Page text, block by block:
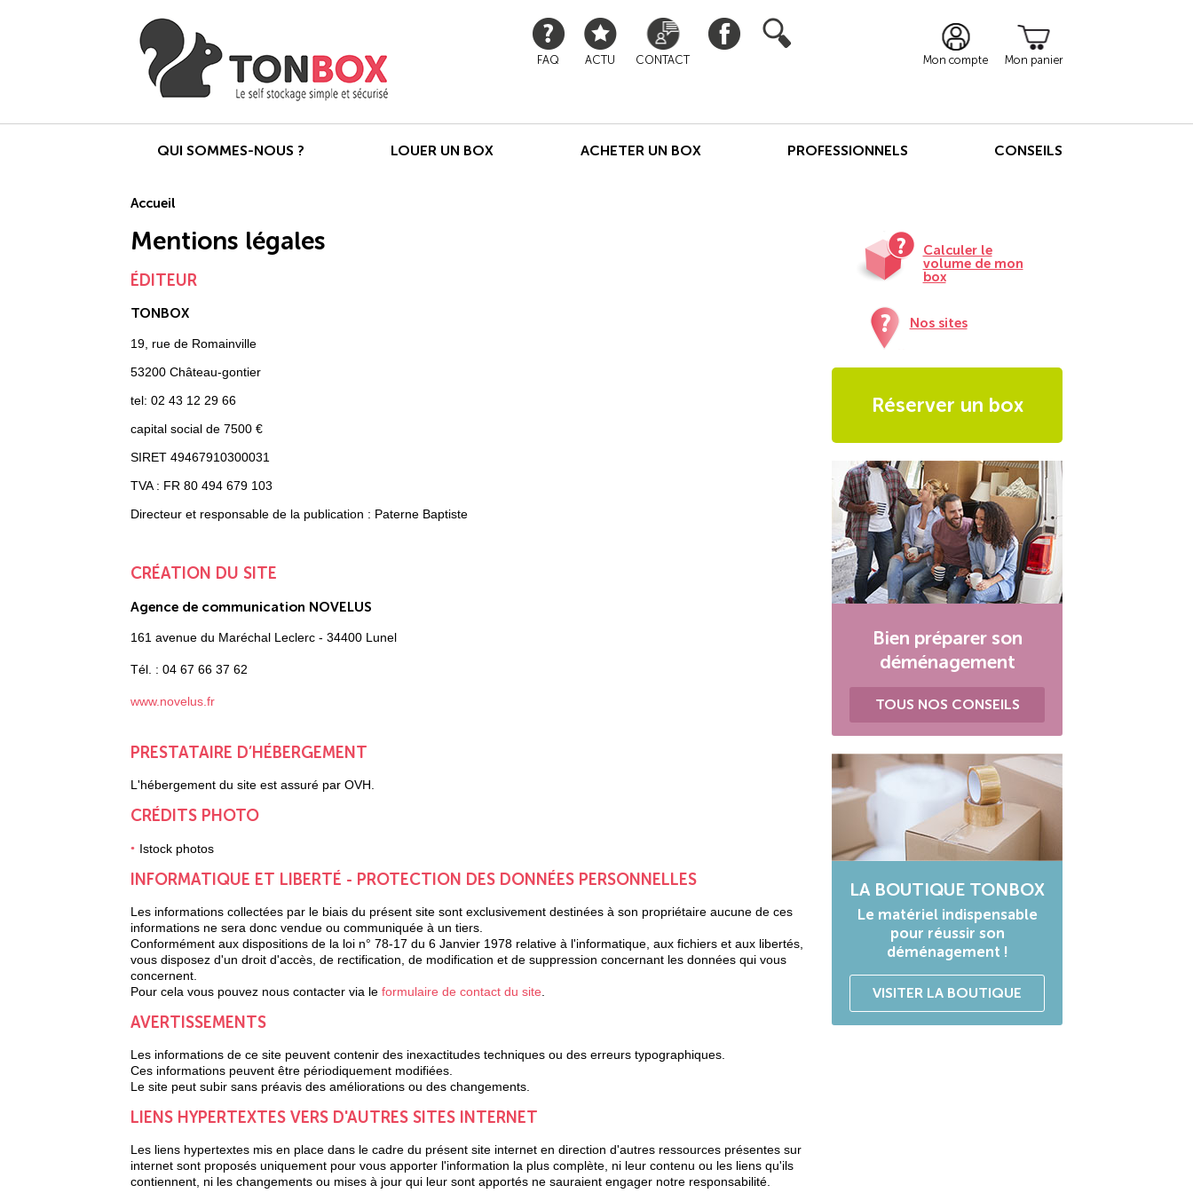
Accueil
Mentions légales
ÉDITEUR
TONBOX
19, rue de Romainville
53200 Château-gontier
tel: 02 43 12 29 66
capital social de 7500 €
SIRET 49467910300031
TVA : FR 80 494 679 103
Directeur et responsable de la publication : Paterne Baptiste
CRÉATION DU SITE
Agence de communication NOVELUS
161 avenue du Maréchal Leclerc - 34400 Lunel
Tél. : 04 67 66 37 62
www.novelus.fr
PRESTATAIRE D’HÉBERGEMENT
L'hébergement du site est assuré par OVH.
CRÉDITS PHOTO
Istock photos
INFORMATIQUE ET LIBERTÉ - PROTECTION DES DONNÉES PERSONNELLES
Les informations collectées par le biais du présent site sont exclusivement destinées à son propriétaire aucune de ces
informations ne sera donc vendue ou communiquée à un tiers.
Conformément aux dispositions de la loi n° 78-17 du 6 Janvier 1978 relative à l'informatique, aux fichiers et aux libertés,
vous disposez d'un droit d'accès, de rectification, de modification et de suppression concernant les données qui vous
concernent.
Pour cela vous pouvez nous contacter via le formulaire de contact du site
AVERTISSEMENTS
Les informations de ce site peuvent contenir des inexactitudes techniques ou des erreurs typographiques.
Ces informations peuvent être périodiquement modifiées.
Le site peut subir sans préavis des améliorations ou des changements.
LIENS HYPERTEXTES VERS D'AUTRES SITES INTERNET
Les liens hypertextes mis en place dans le cadre du présent site internet en direction d'autres ressources présentes sur
internet sont proposés uniquement pour vous apporter l'information la plus complète, ni leur contenu ou les liens qu'ils
contiennent, ni les changements ou mises à jour qui leur sont apportés ne sauraient engager notre responsabilité.
Calculer le
volume de mon
box
Nos sites
Réserver un box
Bien préparer son
déménagement
TOUS NOS CONSEILS
LA BOUTIQUE TONBOX
Le matériel indispensable
pour réussir son
déménagement !
VISITER LA BOUTIQUE
QUI SOMMES-NOUS ? LOUER UN BOX ACHETER UN BOX PROFESSIONNELS CONSEILS
FAQ ACTU CONTACT Mon compte Mon panier